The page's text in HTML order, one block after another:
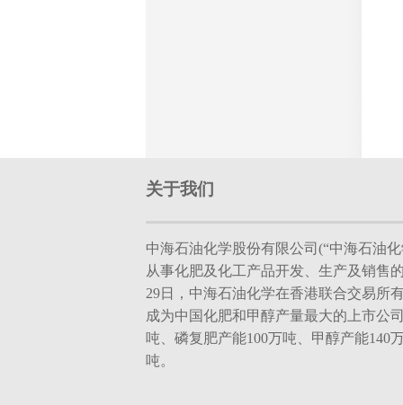
关于我们
中海石油化学股份有限公司(“中海石油
从事化肥及化工产品开发、生产及销售
29日，中海石油化学在香港联合交易所
成为中国化肥和甲醇产量最大的上市公
吨、磷复肥产能100万吨、甲醇产能140
吨。